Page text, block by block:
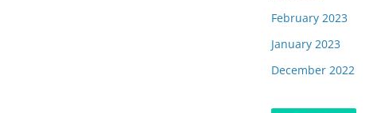
February 2023
January 2023
December 2022